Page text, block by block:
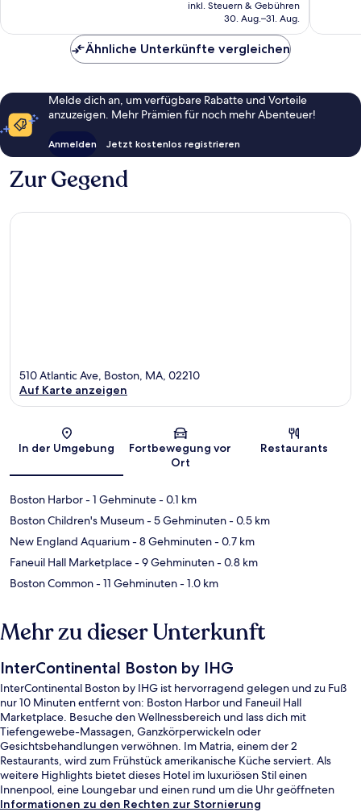
beträgt
inkl. Steuern & Gebühren
30. Aug.–31. Aug.
Ähnliche Unterkünfte vergleichen
Melde dich an, um verfügbare Rabatte und Vorteile
anzuzeigen. Mehr Prämien für noch mehr Abenteuer!
Anmelden Jetzt kostenlos registrieren
Zur Gegend
Karte
510 Atlantic Ave, Boston, MA, 02210
Auf Karte anzeigen
In der Umgebung
Fortbewegung vor
Ort
Restaurants
Boston Harbor- 1 Gehminute- 0.1 km
Boston Children's Museum- 5 Gehminuten- 0.5 km
New England Aquarium- 8 Gehminuten- 0.7 km
Faneuil Hall Marketplace- 9 Gehminuten- 0.8 km
Boston Common- 11 Gehminuten- 1.0 km
Mehr zu dieser Unterkunft
InterContinental Boston by IHG
InterContinental Boston by IHG ist hervorragend gelegen und zu Fuß
nur 10 Minuten entfernt von: Boston Harbor und Faneuil Hall
Marketplace. Besuche den Wellnessbereich und lass dich mit
Tiefengewebe-Massagen, Ganzkörperwickeln oder
Gesichtsbehandlungen verwöhnen. Im Matria, einem der 2
Restaurants, wird zum Frühstück amerikanische Küche serviert. Als
weitere Highlights bietet dieses Hotel im luxuriösen Stil einen
Innenpool, eine Loungebar und einen rund um die Uhr geöffneten
Fitnessbereich. Andere Reisende lieben das hilfsbereite Personal und
Informationen zu den Rechten zur Stornierung